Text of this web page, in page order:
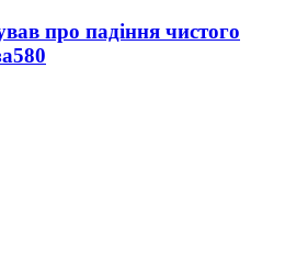
про падіння чистого
580